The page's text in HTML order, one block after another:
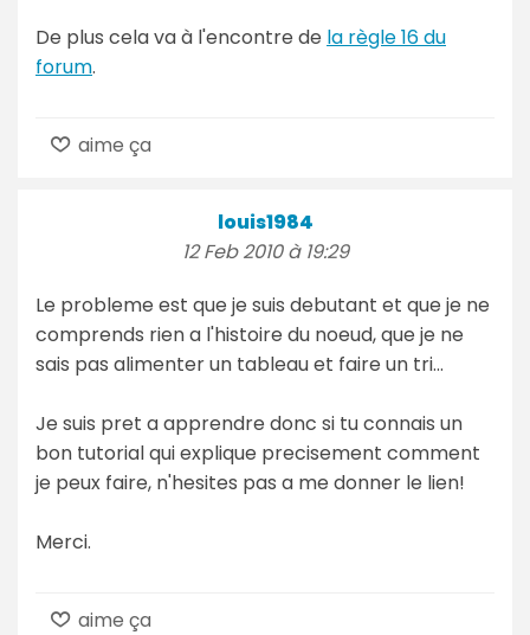
De plus cela va à l'encontre de la règle 16 du
forum.
aime ça
louis1984
12 Feb 2010 à 19:29
Le probleme est que je suis debutant et que je ne
comprends rien a l'histoire du noeud, que je ne
sais pas alimenter un tableau et faire un tri...
Je suis pret a apprendre donc si tu connais un
bon tutorial qui explique precisement comment
je peux faire, n'hesites pas a me donner le lien!
Merci.
aime ça